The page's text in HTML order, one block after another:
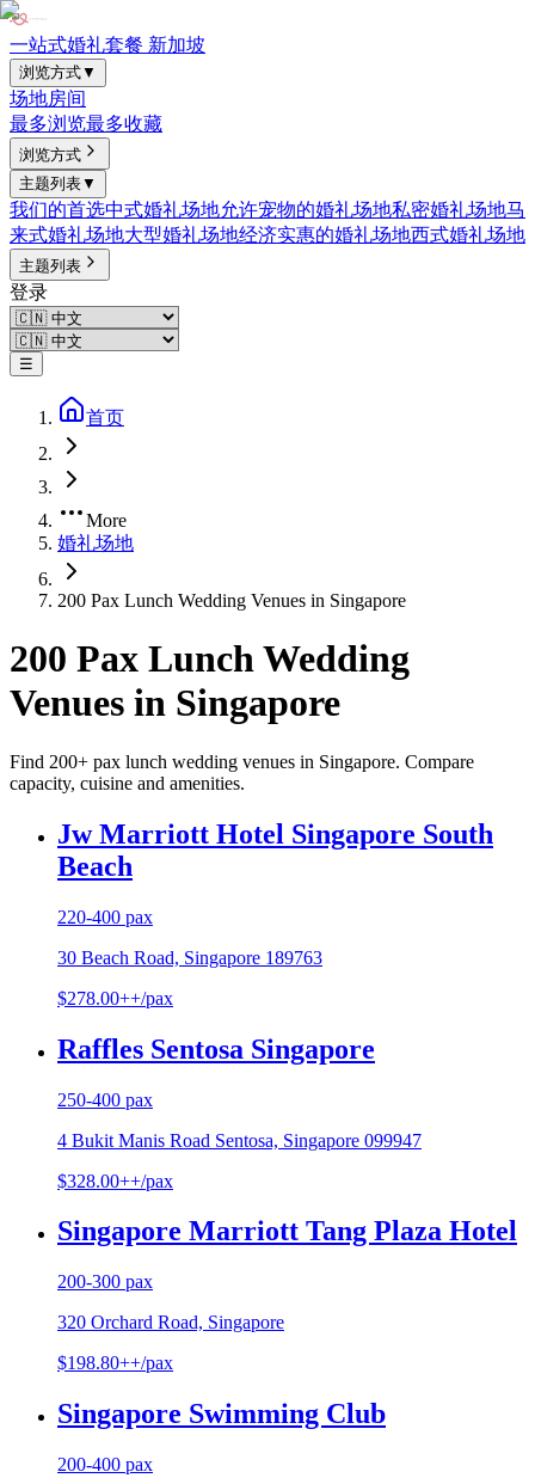
一站式婚礼套餐 新加坡
浏览方式▼
场地房间
最多浏览最多收藏
浏览方式
主题列表▼
我们的首选中式婚礼场地允许宠物的婚礼场地私密婚礼场地马
来式婚礼场地大型婚礼场地经济实惠的婚礼场地西式婚礼场地
主题列表
登录
☰
首页
More
婚礼场地
200 Pax Lunch Wedding Venues in Singapore
200 Pax Lunch Wedding
Venues in Singapore
Find 200+ pax lunch wedding venues in Singapore. Compare
capacity, cuisine and amenities.
Jw Marriott Hotel Singapore South
Beach
220-400 pax
30 Beach Road, Singapore 189763
$278.00++/pax
Raffles Sentosa Singapore
250-400 pax
4 Bukit Manis Road Sentosa, Singapore 099947
$328.00++/pax
Singapore Marriott Tang Plaza Hotel
200-300 pax
320 Orchard Road, Singapore
$198.80++/pax
Singapore Swimming Club
200-400 pax